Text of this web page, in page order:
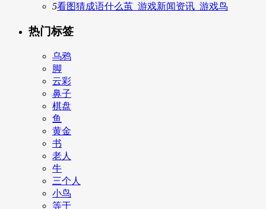
5看图猜成语什么茧_游戏新闻资讯_游戏鸟
热门标签
乌鸦
脚
云彩
鼻子
棋盘
鱼
黄金
书
老人
牛
三个人
小鸟
等于